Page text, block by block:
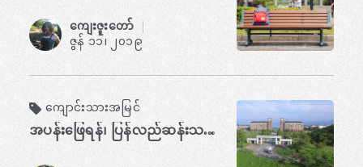
ကျေးဇူးတော်
ဇွန် ၁၁၊ ၂၀၁၉
ကျောင်းသားအမြင်
အပန်းဖြေရန်၊ ပြန်လည်ဆန်းသစ်ရန်နှင့် သဘာဝကိုခံစားရန် ကျောင်းဝင်းရှိ ထိပ်တန်းနေရာများ